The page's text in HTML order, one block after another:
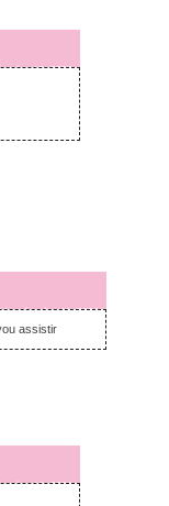
18, 2021
janeiro 11, 2021
assistir
18, 2021